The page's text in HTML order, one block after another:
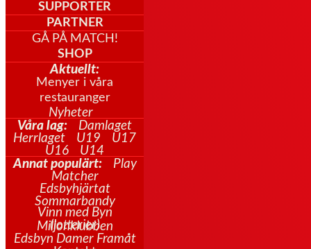
SUPPORTER
PARTNER
GÅ PÅ MATCH!
SHOP
Aktuellt:
Menyer i våra
restauranger
Nyheter
Våra lag:
Damlaget
Herrlaget
U19
U17
U16
U14
Annat populärt:
Play
Matcher
Edsbyhjärtat
Sommarbandy
Vinn med Byn
(lotterier)
Miljonklubben
Edsbyn Damer Framåt